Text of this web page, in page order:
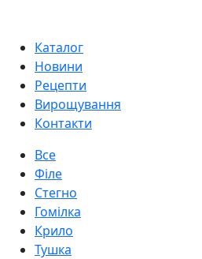
Каталог
Новини
Рецепти
Вирощування
Контакти
Все
Філе
Стегно
Гомілка
Крило
Тушка